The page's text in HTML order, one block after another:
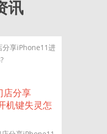
讯
店分享
机键失灵怎